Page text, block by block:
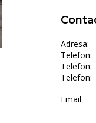
Adresa:
Telefon:
Telefon:
Telefon:
Email